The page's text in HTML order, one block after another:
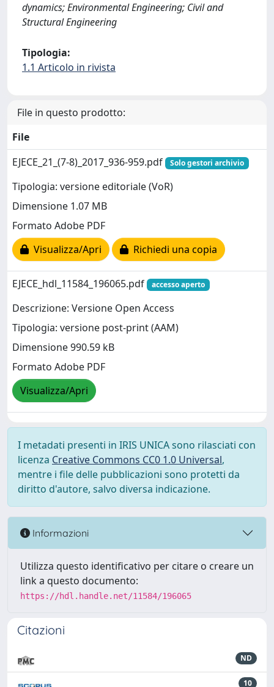
dynamics; Environmental Engineering; Civil and
Structural Engineering
Tipologia:
1.1 Articolo in rivista
File in questo prodotto:
File
EJECE_21_(7-8)_2017_936-959.pdf
Solo gestori archivio
Tipologia: versione editoriale (VoR)
Dimensione 1.07 MB
Formato Adobe PDF
Visualizza/Apri
Richiedi una copia
EJECE_hdl_11584_196065.pdf accesso aperto
Descrizione: Versione Open Access
Tipologia: versione post-print (AAM)
Dimensione 990.59 kB
Formato Adobe PDF
Visualizza/Apri
I metadati presenti in IRIS UNICA sono rilasciati con
licenza Creative Commons CC0 1.0 Universal,
mentre i file delle pubblicazioni sono protetti da
diritto d'autore, salvo diversa indicazione.
Informazioni
Utilizza questo identificativo per citare o creare un
link a questo documento:
https://hdl.handle.net/11584/196065
Citazioni
ND
10